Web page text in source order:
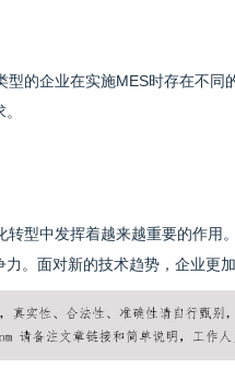
的企业在实施MES时存在不
转型中发挥着越来越重要的作
。面对新的技术趋势，企业更